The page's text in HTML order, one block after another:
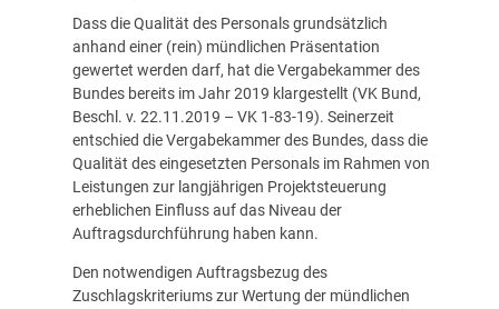
Dass die Qualität des Personals grundsätzlich
anhand einer (rein) mündlichen Präsentation
gewertet werden darf, hat die Vergabekammer des
Bundes bereits im Jahr 2019 klargestellt (VK Bund,
Beschl. v. 22.11.2019 – VK 1-83-19). Seinerzeit
entschied die Vergabekammer des Bundes, dass die
Qualität des eingesetzten Personals im Rahmen von
Leistungen zur langjährigen Projektsteuerung
erheblichen Einfluss auf das Niveau der
Auftragsdurchführung haben kann.
Den notwendigen Auftragsbezug des
Zuschlagskriteriums zur Wertung der mündlichen